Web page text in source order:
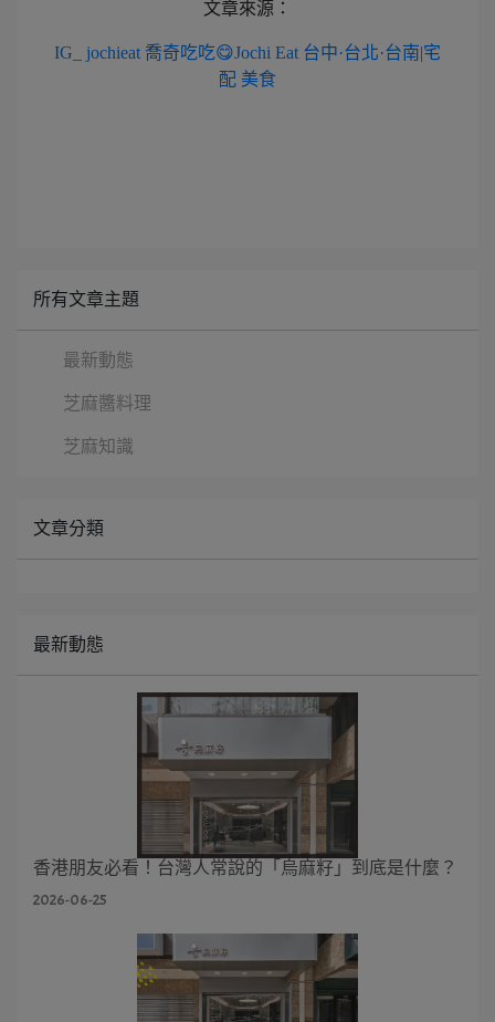
文章來源：
IG_ jochieat 喬奇吃吃😋Jochi Eat 台中·台北·台南|宅
配 美食
所有文章主題
最新動態
芝麻醬料理
芝麻知識
文章分類
最新動態
香港朋友必看！台灣人常說的「烏麻籽」到底是什麼？
2026-06-25